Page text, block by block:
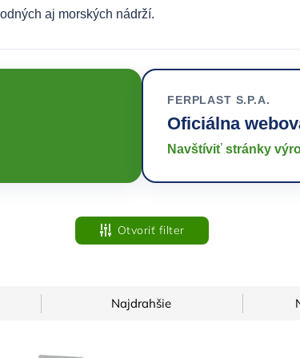
aj morských nádrží.
FERPLAST S.P.A.
Oficiálna
Navštíviť stránky
Otvoriť filter
Najdrahšie